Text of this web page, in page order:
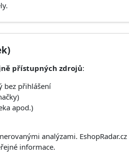
přístupných zdrojů:
bez přihlášení
apod.)
analýzami. EshopRadar.cz
informace.